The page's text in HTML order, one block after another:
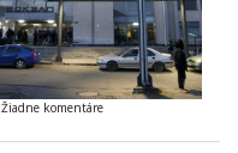
Žiadne komentáre